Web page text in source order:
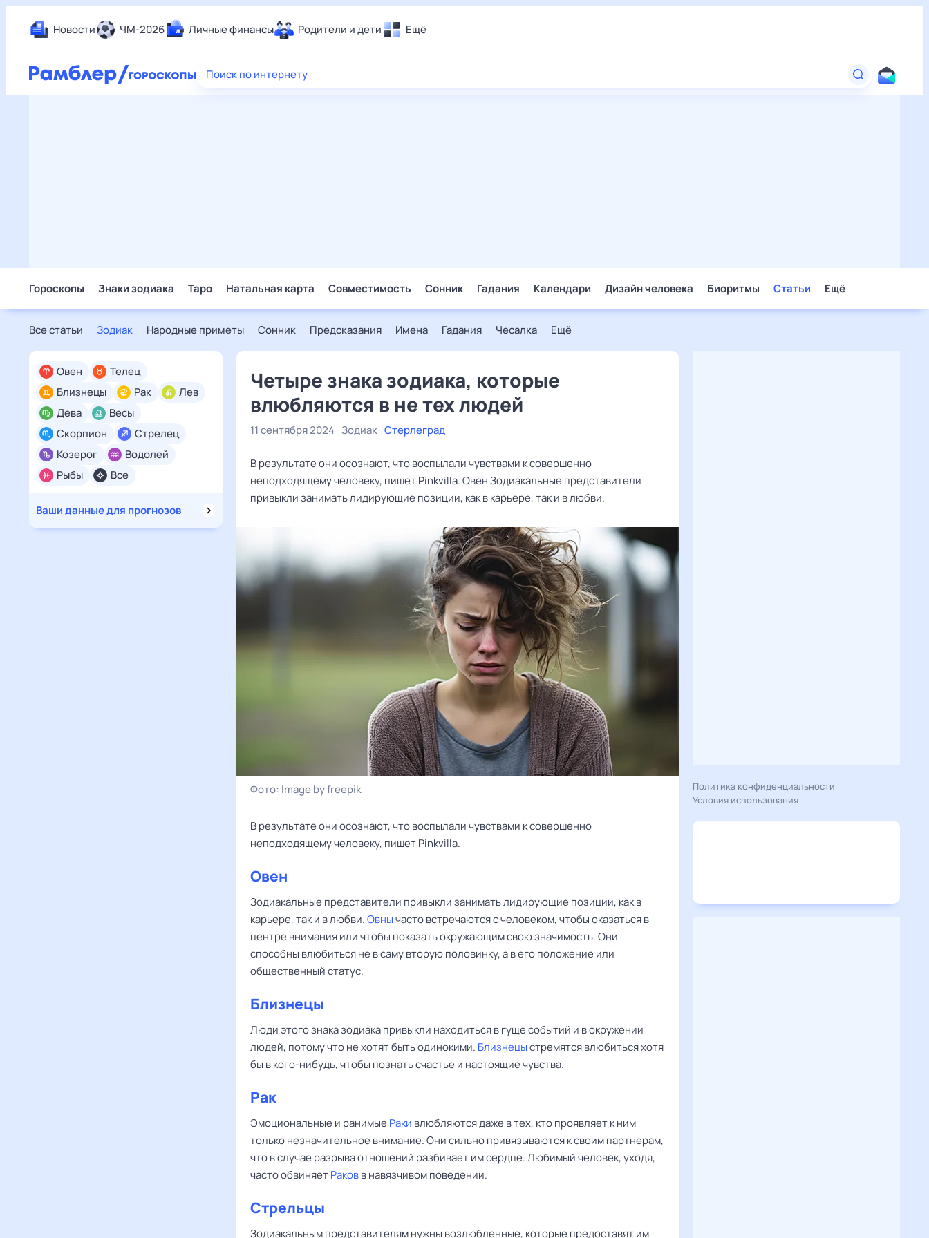
Новости ЧМ-2026 Личные финансы Родители и дети Ещё
Еда
Поиск по интернету
Гороскопы Знаки зодиака Таро Натальная карта Совместимость Сонник Гадания Календари Дизайн человека Биоритмы Статьи Ещё
Все статьи Зодиак Народные приметы Сонник Предсказания Имена Гадания Чесалка Ещё
Все
Овен
Телец
Близнецы
Рак
Лев
Дева
Весы
Скорпион
Стрелец
Козерог
Водолей
Рыбы
Ваши данные для прогнозов
Четыре знака зодиака, которые
влюбляются в не тех людей
11 сентября 2024 Зодиак Стерлеград
В результате они осознают, что воспылали чувствами к совершенно
неподходящему человеку, пишет Pinkvilla. Овен Зодиакальные представители
привыкли занимать лидирующие позиции, как в карьере, так и в любви.
Фото: Image by freepik
В результате они осознают, что воспылали чувствами к совершенно
неподходящему человеку, пишет Pinkvilla.
Овен
Зодиакальные представители привыкли занимать лидирующие позиции, как в
карьере, так и в любви.Овнычасто встречаются с человеком, чтобы оказаться в
центре внимания или чтобы показать окружающим свою значимость. Они
способны влюбиться не в саму вторую половинку, а в его положение или
общественный статус.
Близнецы
Люди этого знака зодиака привыкли находиться в гуще событий и в окружении
людей, потому что не хотят быть одинокими. Близнецыстремятся влюбиться хотя
бы в кого-нибудь, чтобы познать счастье и настоящие чувства.
Рак
Эмоциональные и ранимые Раки влюбляются даже в тех, кто проявляет к ним
только незначительное внимание. Они сильно привязываются к своим партнерам,
что в случае разрыва отношений разбивает им сердце. Любимый человек, уходя,
часто обвиняетРаковв навязчивом поведении.
Стрельцы
Зодиакальным представителям нужны возлюбленные, которые предоставят им
Политика конфиденциальности
Условия использования